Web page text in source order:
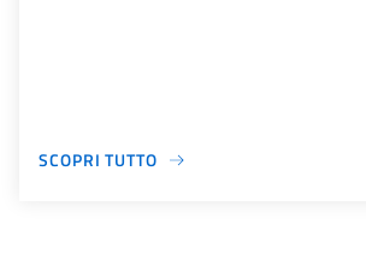
SCOPRI TUTTO